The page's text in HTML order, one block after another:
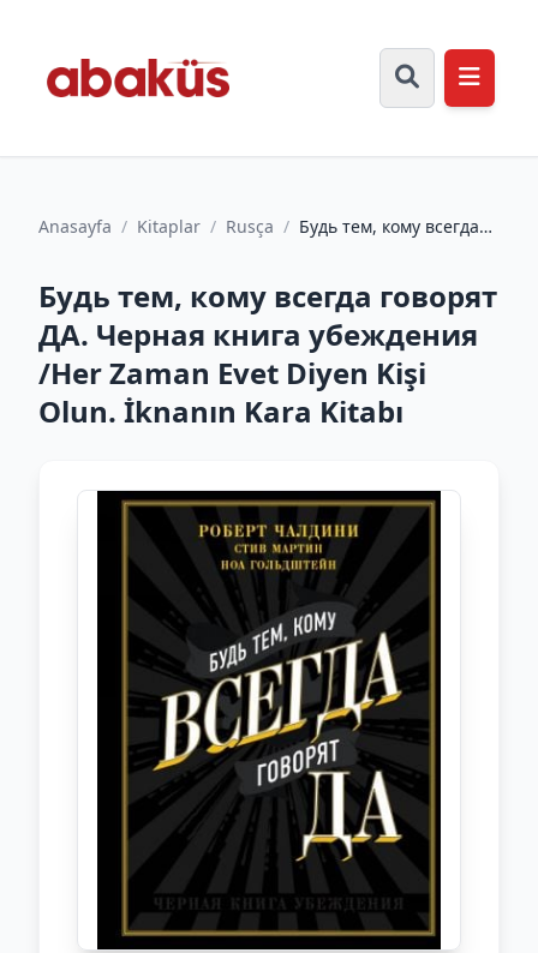
Anasayfa / Kitaplar / Rusça / Будь тем, кому всегда
Za...
Будь тем, кому всегда говорят
ДА. Черная книга убеждения
/Her Zaman Evet Diyen Kişi
Olun. İknanın Kara Kitabı